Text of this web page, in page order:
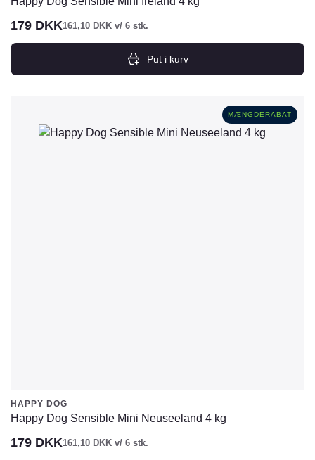
179 DKK161,10 DKK v/ 6 stk.
Put i kurv
MÆNGDERABAT
HAPPY DOG
Happy Dog Sensible Mini Neuseeland 4 kg
179 DKK161,10 DKK v/ 6 stk.